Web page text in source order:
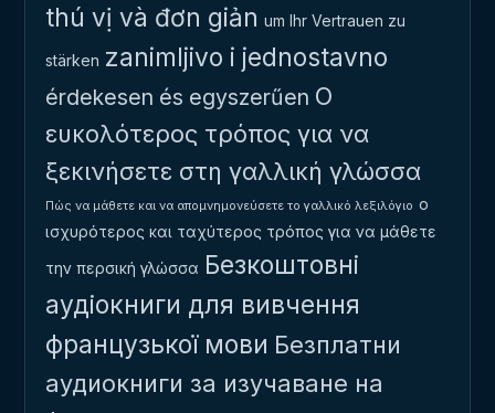
thú vị và đơn giản um Ihr Vertrauen zu
stärken zanimljivo i jednostavno
érdekesen és egyszerűen Ο
ευκολότερος τρόπος για να
ξεκινήσετε στη γαλλική γλώσσα
Πώς να μάθετε και να απομνημονεύσετε το γαλλικό λεξιλόγιο ο
ισχυρότερος και ταχύτερος τρόπος για να μάθετε
την περσική γλώσσα Безкоштовні
аудіокниги для вивчення
французької мови Безплатни
аудиокниги за изучаване на